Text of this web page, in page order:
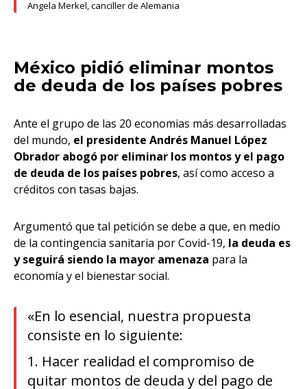
Angela Merkel, canciller de Alemania
México pidió eliminar montos
de deuda de los países pobres
Ante el grupo de las 20 economias más desarrolladas
del mundo, el presidente Andrés Manuel López
Obrador abogó por eliminar los montos y el pago
de deuda de los países pobres, así como acceso a
créditos con tasas bajas.
Argumentó que tal petición se debe a que, en medio
de la contingencia sanitaria por Covid-19, la deuda es
y seguirá siendo la mayor amenaza para la
economía y el bienestar social.
«En lo esencial, nuestra propuesta
consiste en lo siguiente:
1. Hacer realidad el compromiso de
quitar montos de deuda y del pago de